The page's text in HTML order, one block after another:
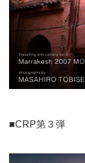
■CRP第３弾